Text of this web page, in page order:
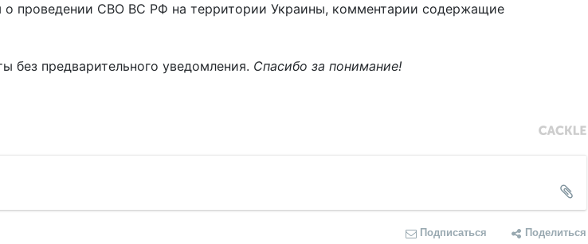
о проведении СВО ВС РФ на территории Украины, комментарии содержащие
без предварительного уведомления. Спасибо за понимание!
Подписаться Поделиться